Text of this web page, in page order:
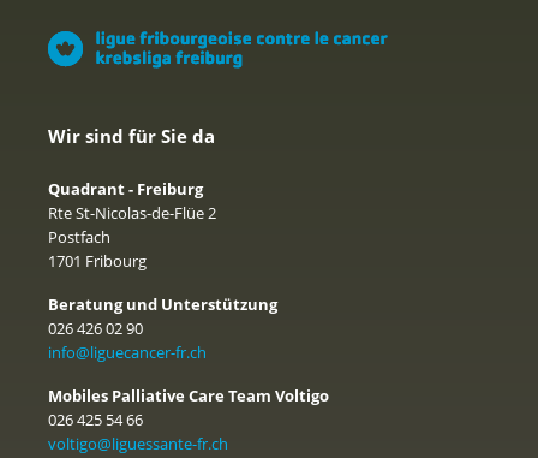
Wir sind für Sie da
Quadrant - Freiburg
Rte St-Nicolas-de-Flüe 2
Postfach
1701 Fribourg
Beratung und Unterstützung
026 426 02 90
info@liguecancer-fr.ch
Mobiles Palliative Care Team Voltigo
026 425 54 66
voltigo@liguessante-fr.ch